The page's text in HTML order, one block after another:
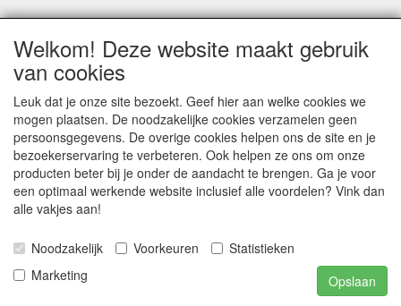
Voorwaarden
BIJ BESTELLINGEN ONDER DE € 125,00 EXCLUSIEF BTW
BRENGEN WIJ IN NEDERLAND € 5,87 VERZENDKOSTEN
IN REKENING (BELGIË € 9,09). VERZENDKOSTEN
WORDEN VERWIJDERD BIJ BESTELLING BOVEN DE €
125,00 EXCL. BTW
Producten die speciaal besteld moeten worden kunnen
Als gevolg van de continue fluctuerende prijzen van de
grondstoffen kan het zijn dat prijsinformatie niet correct
Welkom! Deze website maakt gebruik
van cookies
Leuk dat je onze site bezoekt. Geef hier aan welke cookies we
mogen plaatsen. De noodzakelijke cookies verzamelen geen
persoonsgegevens. De overige cookies helpen ons de site en je
bezoekerservaring te verbeteren. Ook helpen ze ons om onze
producten beter bij je onder de aandacht te brengen. Ga je voor
een optimaal werkende website inclusief alle voordelen? Vink dan
alle vakjes aan!
Noodzakelijk Voorkeuren
Statistieken
Marketing
Opslaan